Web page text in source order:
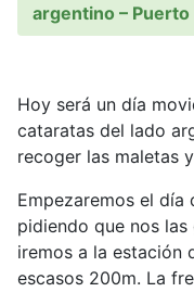
argentino –
Hoy será un día
cataratas del lado
recoger las maletas
Empezaremos el día
pidiendo que nos
iremos a la estación
escasos 200m. La